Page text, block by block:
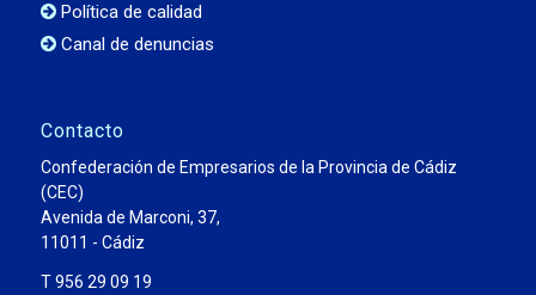
Política de calidad
Canal de denuncias
Contacto
Confederación de Empresarios de la Provincia de Cádiz
(CEC)
Avenida de Marconi, 37,
11011 - Cádiz
T 956 29 09 19